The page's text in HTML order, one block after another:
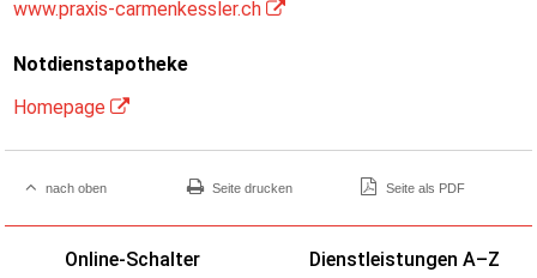
www.praxis-carmenkessler.ch
Notdienstapotheke
Homepage
nach oben Seite drucken Seite als PDF
Online-Schalter Dienstleistungen A–Z